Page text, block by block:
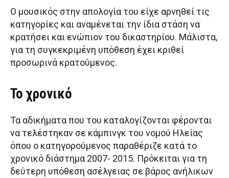
Ο μουσικός στην απολογία του είχε αρνηθεί τις
κατηγορίες και αναμένεται την ίδια στάση να
κρατήσει και ενώπιον του δικαστηρίου. Μάλιστα,
για τη συγκεκριμένη υπόθεση έχει κριθεί
προσωρινά κρατούμενος.
Το χρονικό
Τα αδικήματα που του καταλογίζονται φέρονται
να τελέστηκαν σε κάμπινγκ του νομού Ηλείας
όπου ο κατηγορούμενος παραθέριζε κατά το
χρονικό διάστημα 2007- 2015. Πρόκειται για τη
δεύτερη υπόθεση ασέλγειας σε βάρος ανήλικων